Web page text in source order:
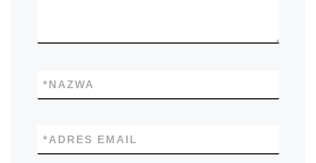
NAZWA
*
ADRES EMAIL
*